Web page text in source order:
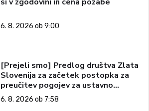
6. 8. 2026 ob 9:00
[Prejeli smo] Predlog društva Zlata
Slovenija za začetek postopka za
preučitev pogojev za ustavno
obtožbo predsednice Republike
Slovenije
6. 8. 2026 ob 7:58